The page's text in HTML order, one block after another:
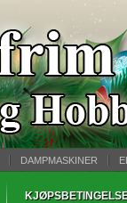
DAMPMASKINER